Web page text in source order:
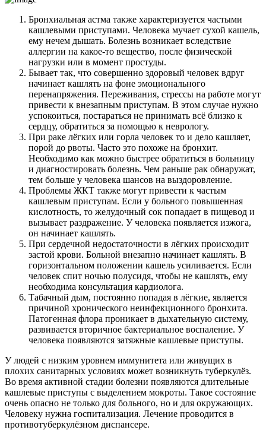
Бронхиальная астма также характеризуется частыми
кашлевыми приступами. Человека мучает сухой кашель,
ему нечем дышать. Болезнь возникает вследствие
аллергии на какое-то вещество, после физической
нагрузки или в момент простуды.
Бывает так, что совершенно здоровый человек вдруг
начинает кашлять на фоне эмоционального
перенапряжения. Переживания, стрессы на работе могут
привести к внезапным приступам. В этом случае нужно
успокоиться, постараться не принимать всё близко к
сердцу, обратиться за помощью к неврологу.
При раке лёгких или горла человек то и дело кашляет,
порой до рвоты. Часто это похоже на бронхит.
Необходимо как можно быстрее обратиться в больницу
и диагностировать болезнь. Чем раньше рак обнаружат,
тем больше у человека шансов на выздоровление.
Проблемы ЖКТ также могут привести к частым
кашлевым приступам. Если у больного повышенная
кислотность, то желудочный сок попадает в пищевод и
вызывает раздражение. У человека появляется изжога,
он начинает кашлять.
При сердечной недостаточности в лёгких происходит
застой крови. Больной внезапно начинает кашлять. В
горизонтальном положении кашель усиливается. Если
человек спит ночью полусидя, чтобы не кашлять, ему
необходима консультация кардиолога.
Табачный дым, постоянно попадая в лёгкие, является
причиной хронического неинфекционного бронхита.
Патогенная флора проникает в дыхательную систему,
развивается вторичное бактериальное воспаление. У
человека появляются затяжные кашлевые приступы.
У людей с низким уровнем иммунитета или живущих в
плохих санитарных условиях может возникнуть туберкулёз.
Во время активной стадии болезни появляются длительные
кашлевые приступы с выделением мокроты. Такое состояние
очень опасно не только для больного, но и для окружающих.
Человеку нужна госпитализация. Лечение проводится в
противотуберкулёзном диспансере.